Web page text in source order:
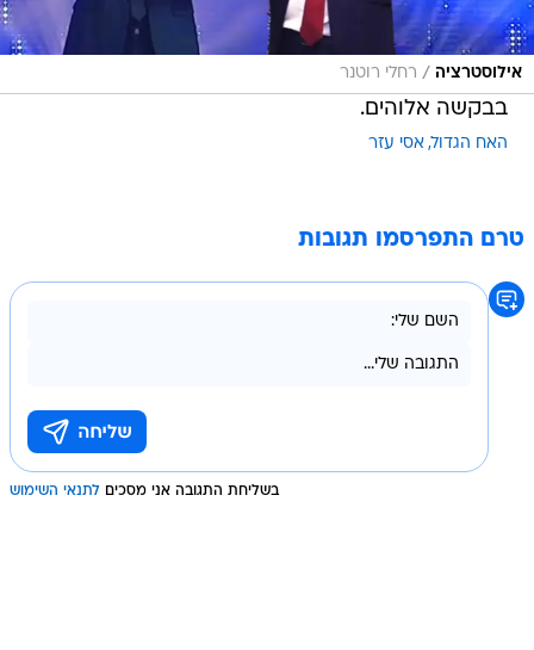
אילוסטרציה / רחלי רוטנר
בבקשה אלוהים.
האח הגדול אסי עזר
טרם התפרסמו תגובות
בשליחת התגובה אני מסכים לתנאי השימוש